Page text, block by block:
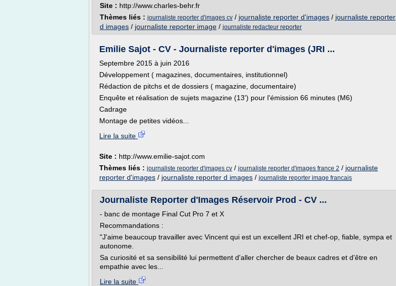
Site : http://www.charles-behr.fr
Thèmes liés : journaliste reporter d'images cv / journaliste reporter d'images / journaliste reporter
d images / journaliste reporter image / journaliste redacteur reporter
Emilie Sajot - CV - Journaliste reporter d'images (JRI ...
Septembre 2015 à juin 2016
Développement ( magazines, documentaires, institutionnel)
Rédaction de pitchs et de dossiers ( magazine, documentaire)
Enquête et réalisation de sujets magazine (13') pour l'émission 66 minutes (M6)
Cadrage
Montage de petites vidéos...
Lire la suite
Site : http://www.emilie-sajot.com
Thèmes liés : journaliste reporter d'images cv / journaliste reporter d'images france 2 / journaliste
reporter d'images / journaliste reporter d images / journaliste reporter image francais
Journaliste Reporter d'Images Réservoir Prod - CV ...
- banc de montage Final Cut Pro 7 et X
Recommandations :
"J'aime beaucoup travailler avec Vincent qui est un excellent JRI et chef-op, fiable, sympa et
autonome.
Sa curiosité et sa sensibilité lui permettent d'aller chercher de beaux cadres et d'être en
empathie avec les...
Lire la suite